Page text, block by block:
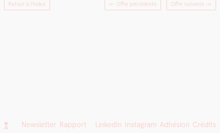
Retour à l'index ← Offre précédente Offre suivante →
Newsletter Rapport
LinkedIn Instagram Adhésion Crédits